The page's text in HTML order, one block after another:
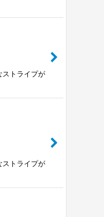
ストライプが
ストライプが